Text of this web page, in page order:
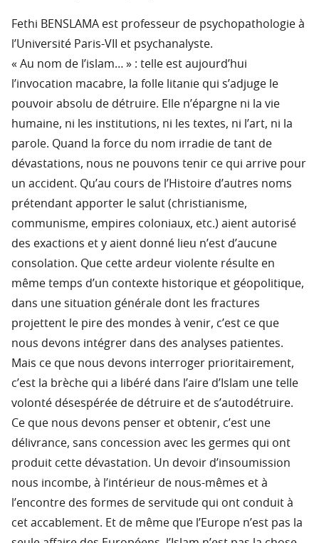
Fethi BENSLAMA est professeur de psychopathologie à
l’Université Paris-VII et psychanalyste.
« Au nom de l’islam… » : telle est aujourd’hui
l’invocation macabre, la folle litanie qui s’adjuge le
pouvoir absolu de détruire. Elle n’épargne ni la vie
humaine, ni les institutions, ni les textes, ni l’art, ni la
parole. Quand la force du nom irradie de tant de
dévastations, nous ne pouvons tenir ce qui arrive pour
un accident. Qu’au cours de l’Histoire d’autres noms
prétendant apporter le salut (christianisme,
communisme, empires coloniaux, etc.) aient autorisé
des exactions et y aient donné lieu n’est d’aucune
consolation. Que cette ardeur violente résulte en
même temps d’un contexte historique et géopolitique,
dans une situation générale dont les fractures
projettent le pire des mondes à venir, c’est ce que
nous devons intégrer dans des analyses patientes.
Mais ce que nous devons interroger prioritairement,
c’est la brèche qui a libéré dans l’aire d’Islam une telle
volonté désespérée de détruire et de s’autodétruire.
Ce que nous devons penser et obtenir, c’est une
délivrance, sans concession avec les germes qui ont
produit cette dévastation. Un devoir d’insoumission
nous incombe, à l’intérieur de nous-mêmes et à
l’encontre des formes de servitude qui ont conduit à
cet accablement. Et de même que l’Europe n’est pas la